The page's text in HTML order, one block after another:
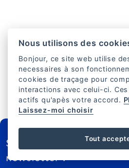
FOOTER
Souhaitez-vous vous
newsletter ?
Nous utilisons des
Bonjour, ce site web utilise
necessaires à son
cookies de traçage pour
interactions avec celui-ci.
actifs qu'apès votre accord.
Laissez-moi choisir
Tout